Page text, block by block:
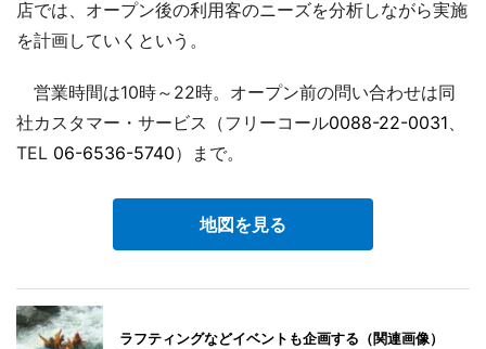
店では、オープン後の利用客のニーズを分析しながら実施
を計画していくという。
営業時間は10時～22時。オープン前の問い合わせは同
社カスタマー・サービス（フリーコール0088-22-0031
TEL 06-6536-5740）まで。
地図を見る
ラフティングなどイベントも企画する（関連画像）